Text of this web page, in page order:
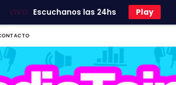
VIVO Escuchanos las 24hs Play